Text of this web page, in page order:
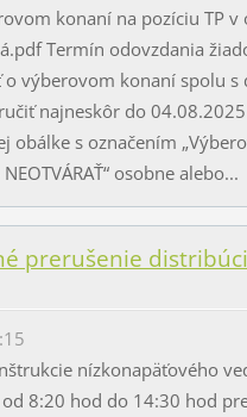
konaní na pozíciu TP v
Termín odovzdania
o výberovom konaní spolu s
najneskôr do
obálke s označením
osobne alebo...
prerušenie
nízkonapäťového
8:20 hod do 14:30 hod